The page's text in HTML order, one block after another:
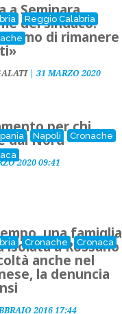
Reggio Calabria
a Seminara,
del sindaco:
di rimanere
|31 MARZO 2020
Napoli
Cronache
per chi
dal Nord
2020 09:41
Cronache Cronaca
una famiglia
isolata a Rossano
anche nel
la denuncia
2016 17:44